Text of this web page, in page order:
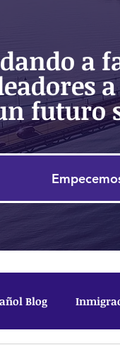
a
futuro
Blog